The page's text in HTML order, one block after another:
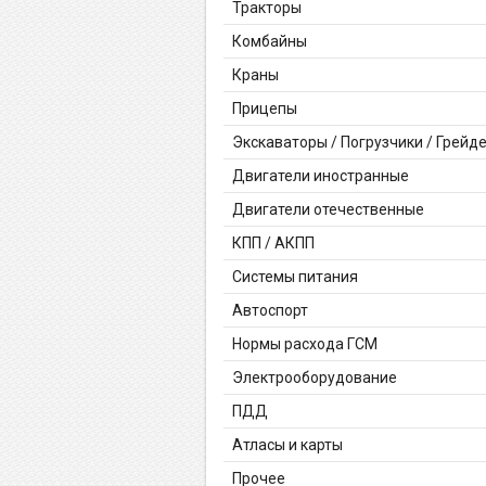
Тракторы
Комбайны
Краны
Прицепы
Экскаваторы / Погрузчики /
Двигатели иностранные
Двигатели отечественные
КПП / АКПП
Системы питания
Автоспорт
Нормы расхода ГСМ
Электрооборудование
ПДД
Атласы и карты
Прочее